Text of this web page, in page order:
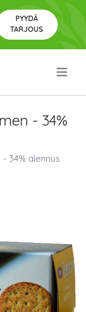
PYYDÄ
TARJOUS
- 34%
34% alennus